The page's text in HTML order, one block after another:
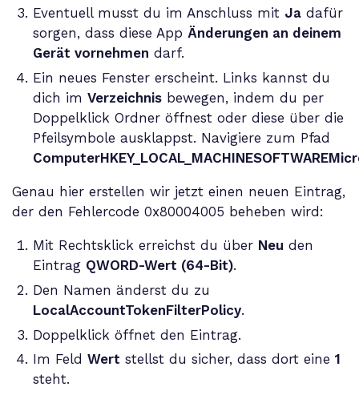
Eventuell musst du im Anschluss mit Jadafür
sorgen, dass diese App Änderungen an deinem
Gerät vornehmen darf.
Ein neues Fenster erscheint. Links kannst du
dich im Verzeichnisbewegen, indem du per
Doppelklick Ordner öffnest oder diese über die
Pfeilsymbole ausklappst. Navigiere zum Pfad
Genau hier erstellen wir jetzt einen neuen Eintrag,
der den Fehlercode 0x80004005 beheben wird:
Mit Rechtsklick erreichst du über Neu den
Eintrag QWORD-Wert (64-Bit).
Den Namen änderst du zu
LocalAccountTokenFilterPolicy.
Doppelklick öffnet den Eintrag.
Im Feld Wert stellst du sicher, dass dort eine 1
steht.